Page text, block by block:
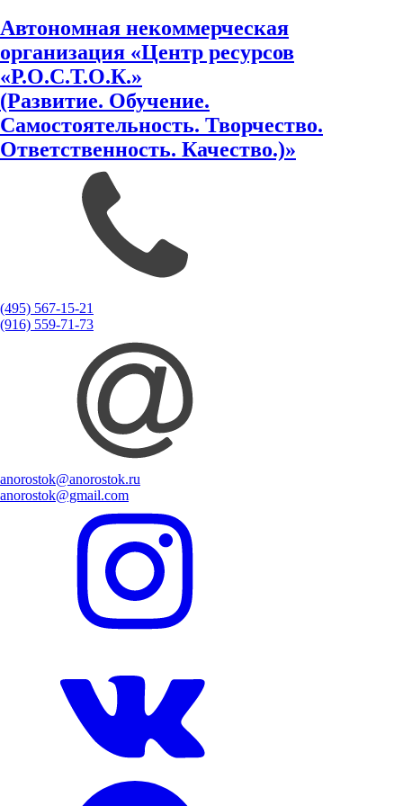
Автономная некоммерческая
организация «Центр ресурсов
«Р.О.С.Т.О.К.»
(Развитие. Обучение.
Самостоятельность. Творчество.
Ответственность. Качество.)»
(495) 567-15-21
(916) 559-71-73
anorostok@anorostok.ru
anorostok@gmail.com